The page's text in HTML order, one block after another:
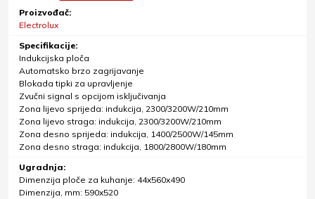
Proizvođač:
Electrolux
Specifikacije:
Indukcijska ploča
Automatsko brzo zagrijavanje
Blokada tipki za upravljenje
Zvučni signal s opcijom isključivanja
Zona lijevo sprijeda: indukcija, 2300/3200W/210mm
Zona lijevo straga: indukcija, 2300/3200W/210mm
Zona desno sprijeda: indukcija, 1400/2500W/145mm
Zona desno straga: indukcija, 1800/2800W/180mm
Ugradnja:
Dimenzija ploče za kuhanje: 44x560x490
Dimenzija, mm: 590x520